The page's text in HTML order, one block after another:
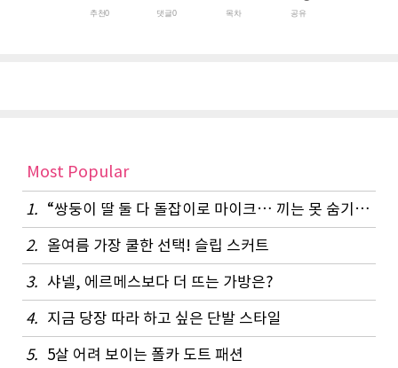
추천0 댓글0 목차 공유
Most Popular
1.
“쌍둥이 딸 둘 다 돌잡이로 마이크… 끼는 못 숨기나 봐요”
2. 올여름 가장 쿨한 선택! 슬립 스커트
3. 샤넬, 에르메스보다 더 뜨는 가방은?
4. 지금 당장 따라 하고 싶은 단발 스타일
5. 5살 어려 보이는 폴카 도트 패션